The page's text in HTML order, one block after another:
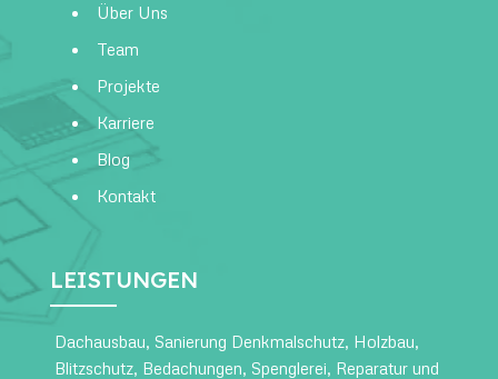
Über Uns
Team
Projekte
Karriere
Blog
Kontakt
LEISTUNGEN
Dachausbau, Sanierung Denkmalschutz, Holzbau,
Blitzschutz, Bedachungen, Spenglerei, Reparatur und